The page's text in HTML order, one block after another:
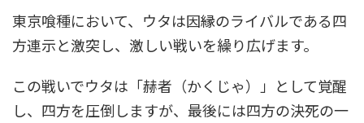
東京喰種において、ウタは因縁のライバルである四
方連示と激突し、激しい戦いを繰り広げます。
この戦いでウタは「赫者（かくじゃ）」として覚醒
し、四方を圧倒しますが、最後には四方の決死の一